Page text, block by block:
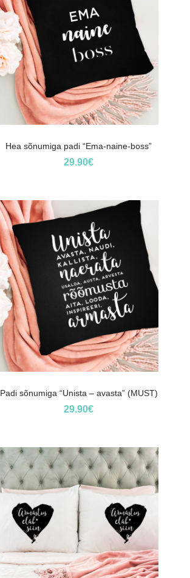
Hea sõnumiga padi “Ema-naine-boss”
29.90€
Padi sõnumiga “Unista – avasta” (MUST)
29.90€